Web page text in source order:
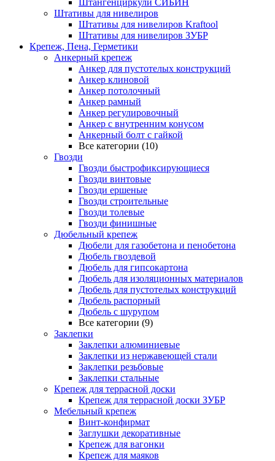
Штангенциркули СИБИН
Штативы для нивелиров
Штативы для нивелиров Kraftool
Штативы для нивелиров ЗУБР
Крепеж, Пена, Герметики
Анкерный крепеж
Анкер для пустотелых конструкций
Анкер клиновой
Анкер потолочный
Анкер рамный
Анкер регулировочный
Анкер с внутренним конусом
Анкерный болт с гайкой
Все категории (10)
Гвозди
Гвозди быстрофиксирующиеся
Гвозди винтовые
Гвозди ершеные
Гвозди строительные
Гвозди толевые
Гвозди финишные
Дюбельный крепеж
Дюбели для газобетона и пенобетона
Дюбель гвоздевой
Дюбель для гипсокартона
Дюбель для изоляционных материалов
Дюбель для пустотелых конструкций
Дюбель распорный
Дюбель с шурупом
Все категории (9)
Заклепки
Заклепки алюминиевые
Заклепки из нержавеющей стали
Заклепки резьбовые
Заклепки стальные
Крепеж для террасной доски
Крепеж для террасной доски ЗУБР
Мебельный крепеж
Винт-конфирмат
Заглушки декоративные
Крепеж для вагонки
Крепеж для маяков